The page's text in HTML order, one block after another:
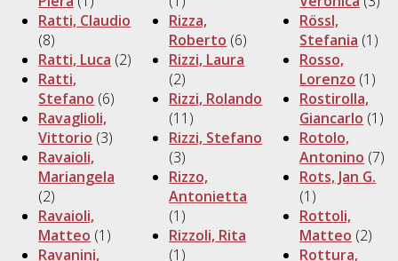
Ratti, Claudio
(8)
Ratti, Luca (2)
Ratti,
Stefano (6)
Ravaglioli,
Vittorio (3)
Ravaioli,
Mariangela
(2)
Ravaioli,
Matteo (1)
Ravanini,
Rizza,
Roberto (6)
Rizzi, Laura
(2)
Rizzi, Rolando
(11)
Rizzi, Stefano
(3)
Rizzo,
Antonietta
(1)
Rizzoli, Rita
(1)
Rössl,
Stefania (1)
Rosso,
Lorenzo (1)
Rostirolla,
Giancarlo (1)
Rotolo,
Antonino (7)
Rots, Jan G.
(1)
Rottoli,
Matteo (2)
Rottura,